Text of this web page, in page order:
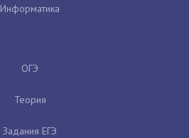
Информатика
ОГЭ
Теория
Задания ЕГЭ